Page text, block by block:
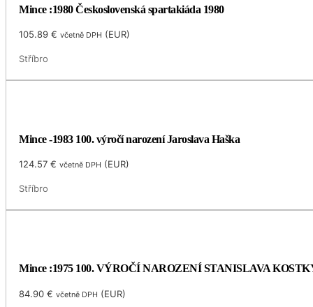
Mince :1980 Československá spartakiáda 1980
105.89€ včetně DPH (EUR)
Stříbro
Mince -1983 100. výročí narození Jaroslava Haška
124.57€ včetně DPH (EUR)
Stříbro
Mince :1975 100. VÝROČÍ NAROZENÍ STANISLAVA
84.90€ včetně DPH (EUR)